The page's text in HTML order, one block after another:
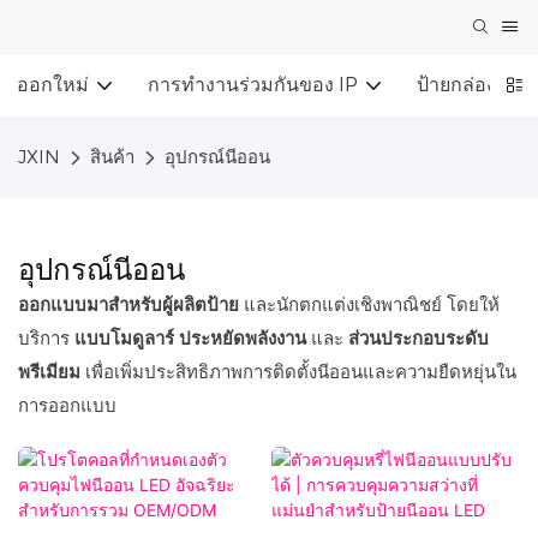
ออกใหม่ การทำงานร่วมกันของ IP ป้ายกล่องไฟ
JXIN สินค้า อุปกรณ์นีออน
อุปกรณ์นีออน
ออกแบบมาสำหรับผู้ผลิตป้าย และนักตกแต่งเชิงพาณิชย์ โดยให้
บริการ แบบโมดูลาร์ ประหยัดพลังงานและ ส่วนประกอบระดับ
พรีเมียม เพื่อเพิ่มประสิทธิภาพการติดตั้งนีออนและความยืดหยุ่นใน
การออกแบบ